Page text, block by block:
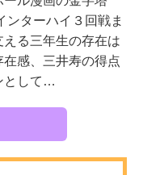
ンターハイ３回戦ま
る三年生の存在は
感、三井寿の得点
として…